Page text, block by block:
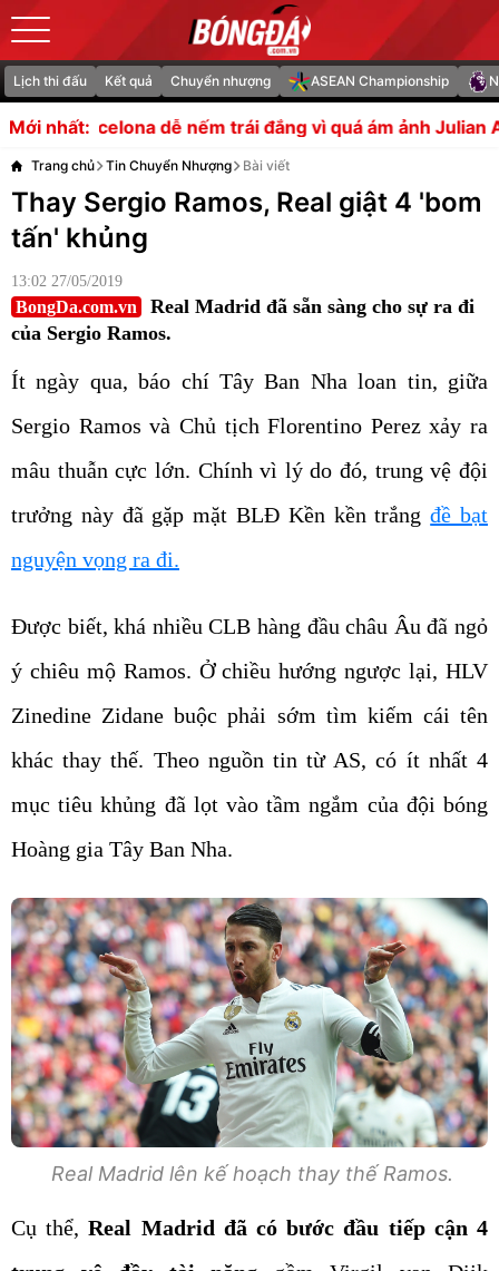
Lịch thi đấu Kết quả Chuyển nhượng ASEAN Championship
Mới nhất:
nếm trái đắng vì quá ám ảnh Julian Alvarez Chelsea
Trang chủ Tin Chuyển Nhượng Bài viết
Thay Sergio Ramos, Real giật 4 'bom
tấn' khủng
13:02 27/05/2019
BongDa.com.vn
Real Madrid đã sẵn sàng cho sự ra đi
của Sergio Ramos.
Ít ngày qua, báo chí Tây Ban Nha loan tin, giữa
Sergio Ramos và Chủ tịch Florentino Perez xảy ra
mâu thuẫn cực lớn. Chính vì lý do đó, trung vệ đội
trưởng này đã gặp mặt BLĐ Kền kền trắngđề bạt
nguyện vọng ra đi.
Được biết, khá nhiều CLB hàng đầu châu Âu đã ngỏ
ý chiêu mộ Ramos. Ở chiều hướng ngược lại, HLV
Zinedine Zidane buộc phải sớm tìm kiếm cái tên
khác thay thế. Theo nguồn tin từ AS, có ít nhất 4
mục tiêu khủng đã lọt vào tầm ngắm của đội bóng
Hoàng gia Tây Ban Nha.
Real Madrid lên kế hoạch thay thế Ramos.
Cụ thể,Real Madrid đã có bước đầu tiếp cận 4